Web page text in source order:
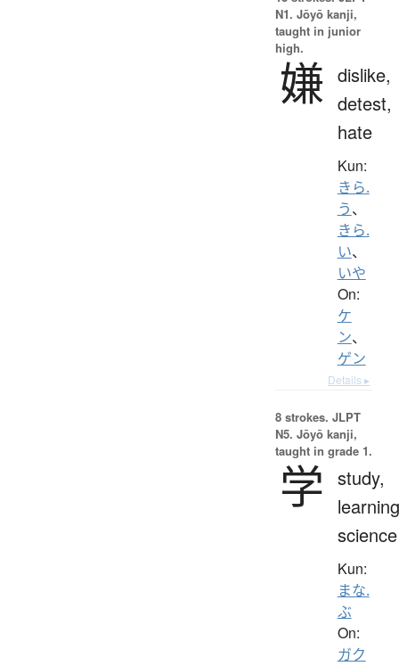
N1. Jōyō kanji,
taught in junior
high.
嫌 dislike,
detest,
hate
Kun:
きら.
う、
きら.
い、
いや
On:
ケ
ン、
ゲン
Details ▸
8 strokes. JLPT
N5. Jōyō kanji,
taught in grade 1.
学 study,
science
Kun:
まな.
ぶ
On:
ガク